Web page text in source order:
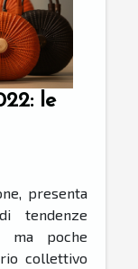
le
presenta
tendenze
ma poche
collettivo